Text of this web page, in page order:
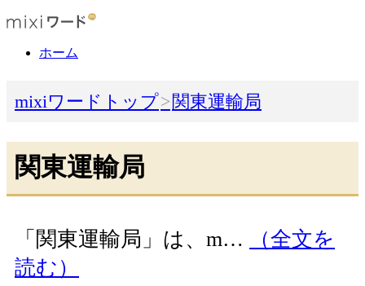
ホーム
mixiワードトップ 関東運輸局
関東運輸局
「関東運輸局」は、m…
（全文を
読む）